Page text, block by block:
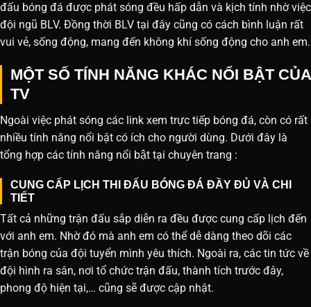
đấu bóng đá được phát sóng đều hấp dẫn và kịch tính nhờ việc
đội ngũ BLV. Đồng thời BLV tại đây cũng có cách bình luận rất
vui vẻ, sống động, mang đến không khí sống động cho anh em.
MỘT SỐ TÍNH NĂNG KHÁC NỔI BẬT CỦA
TV
Ngoài việc phát sóng các link xem trực tiếp bóng đá, còn có rất
nhiều tính năng nổi bật có ích cho người dùng. Dưới đây là
tổng hợp các tính năng nổi bật tại chuyên trang :
CUNG CẤP LỊCH THI ĐẤU BÓNG ĐÁ ĐẦY ĐỦ VÀ CHI
TIẾT
Tất cả những trận đấu sắp diễn ra đều được cung cấp lịch đến
với anh em. Nhờ đó mà anh em có thể dễ dàng theo dõi các
trận bóng của đội tuyển mình yêu thích. Ngoài ra, các tin tức về
đội hình ra sân, nơi tổ chức trận đấu, thành tích trước đây,
phong độ hiện tại,… cũng sẽ được cập nhật.